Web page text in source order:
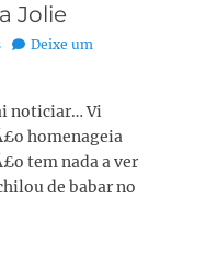
Jolie
Deixe um
noticiar… Vi
homenageia
tem nada a ver
de babar no